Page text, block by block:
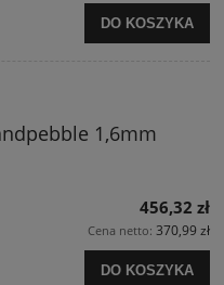
DO KOSZYKA
1,6mm
456,32 zł
Cena netto: 370,99 zł
DO KOSZYKA